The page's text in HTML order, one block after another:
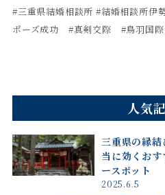
#三重県結婚相談所#結婚相談所伊
ポーズ成功 #真剣交際 #鳥羽国際
人気
三重県の縁
当に効くお
ースポット
2025.6.5